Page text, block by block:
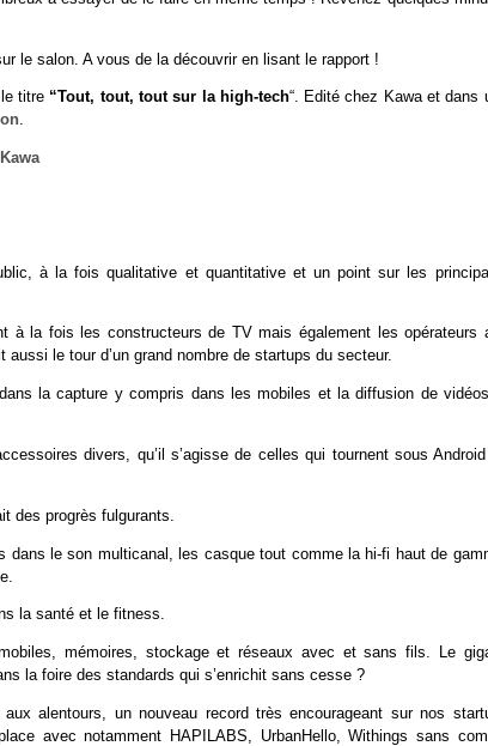
le salon. A vous de la découvrir en lisant le rapport !
titre “Tout, tout, tout sur la high-tech“. Edité chez Kawa et dans
.
à la fois qualitative et quantitative et un point sur les
à la fois les constructeurs de TV mais également les opérateurs
le tour d’un grand nombre de startups du secteur.
la capture y compris dans les mobiles et la diffusion de
divers, qu’il s’agisse de celles qui tournent sous
des progrès fulgurants.
dans le son multicanal, les casque tout comme la hi-fi haut de
la santé et le fitness.
mémoires, stockage et réseaux avec et sans fils. Le
la foire des standards qui s’enrichit sans cesse ?
alentours, un nouveau record très encourageant sur nos
avec notamment HAPILABS, UrbanHello, Withings sans